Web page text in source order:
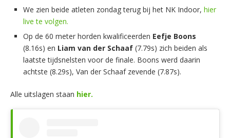
We zien beide atleten zondag terug bij het NK Indoor, hier
live te volgen.
Op de 60 meter horden kwalificeerden Eefje Boons
(8.16s) en Liam van der Schaaf (7.79s) zich beiden als
laatste tijdsnelsten voor de finale. Boons werd daarin
achtste (8.29s), Van der Schaaf zevende (7.87s).
Alle uitslagen staan hier.